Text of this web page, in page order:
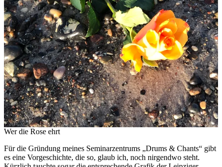
Wer die Rose ehrt
Für die Gründung meines Seminarzentrums „Drums & Chants“ gibt
es eine Vorgeschichte, die so, glaub ich, noch nirgendwo steht.